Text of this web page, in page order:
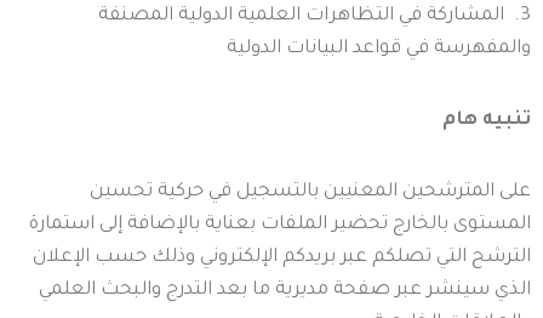
3. المشاركة في التظاهرات العلمية الدولية المصنفة
والمفهرسة في قواعد البيانات الدولية
تنبيه هام
على المترشحين المعنيين بالتسجيل في حركية تحسين
المستوى بالخارج تحضير الملفات بعناية بالإضافة إلى استمارة
الترشح التي تصلكم عبر بريدكم الإلكتروني وذلك حسب الإعلان
الذي سينشر عبر صفحة مديرية ما بعد التدرج والبحث العلمي